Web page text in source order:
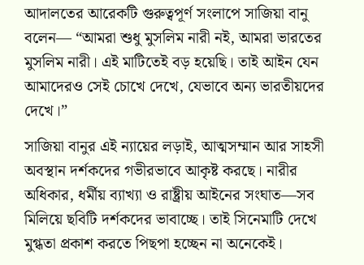
আদালতের আরেকটি গুরুত্বপূর্ণ সংলাপে সাজিয়া বানু
বলেন— “আমরা শুধু মুসলিম নারী নই, আমরা ভারতের
মুসলিম নারী। এই মাটিতেই বড় হয়েছি। তাই আইন যেন
আমাদেরও সেই চোখে দেখে, যেভাবে অন্য ভারতীয়দের
দেখে।”
সাজিয়া বানুর এই ন্যায়ের লড়াই, আত্মসম্মান আর সাহসী
অবস্থান দর্শকদের গভীরভাবে আকৃষ্ট করছে। নারীর
অধিকার, ধর্মীয় ব্যাখ্যা ও রাষ্ট্রীয় আইনের সংঘাত—সব
মিলিয়ে ছবিটি দর্শকদের ভাবাচ্ছে। তাই সিনেমাটি দেখে
মুগ্ধতা প্রকাশ করতে পিছপা হচ্ছেন না অনেকেই।